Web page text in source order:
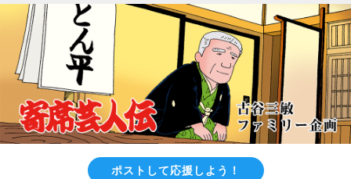
ポストして応援しよう！